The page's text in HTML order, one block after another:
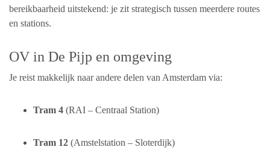
bereikbaarheid uitstekend: je zit strategisch tussen meerdere routes
en stations.
OV in De Pijp en omgeving
Je reist makkelijk naar andere delen van Amsterdam via:
Tram 4 (RAI – Centraal Station)
Tram 12 (Amstelstation – Sloterdijk)